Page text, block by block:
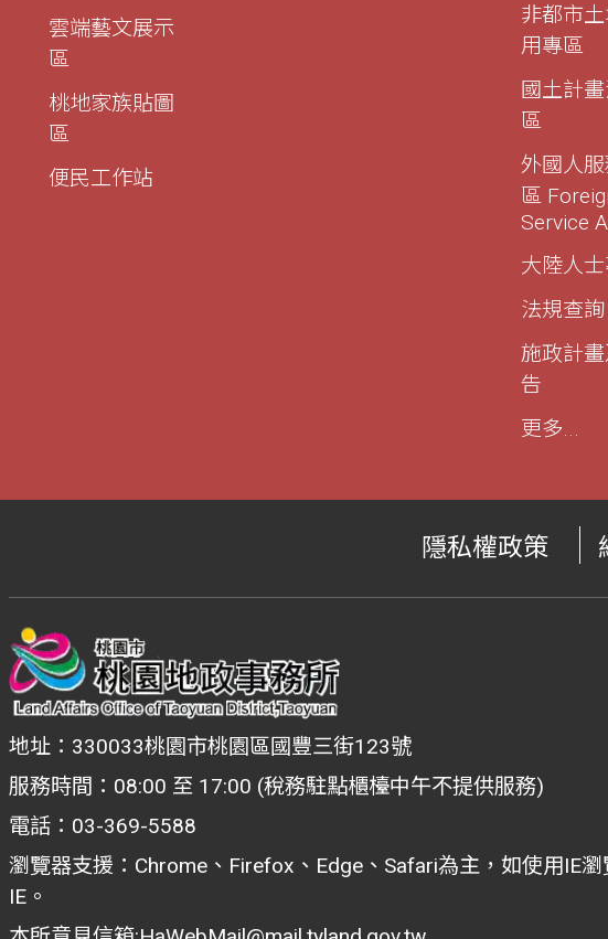
雲端藝文展示
區
桃地家族貼圖
區
便民工作站
非都市
用專區
國土計
區
外國人
區
Service
大陸人
法規查詢
施政計
告
更多...
隱私權政策
地址：330033桃園市桃園區國豐三街123號
服務時間：08:00 至 17:00 (稅務駐點櫃檯中午不提供服務)
電話：03-369-5588
瀏覽器支援：Chrome、Firefox、Edge、Safari為主，如使用IE
IE。